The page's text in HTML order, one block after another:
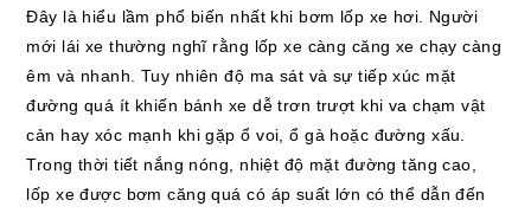
Đây là hiểu lầm phổ biến nhất khi bơm lốp xe hơi. Người
mới lái xe thường nghĩ rằng lốp xe càng căng xe chạy càng
êm và nhanh. Tuy nhiên độ ma sát và sự tiếp xúc mặt
đường quá ít khiến bánh xe dễ trơn trượt khi va chạm vật
cản hay xóc mạnh khi gặp ổ voi, ổ gà hoặc đường xấu.
Trong thời tiết nắng nóng, nhiệt độ mặt đường tăng cao,
lốp xe được bơm căng quá có áp suất lớn có thể dẫn đến